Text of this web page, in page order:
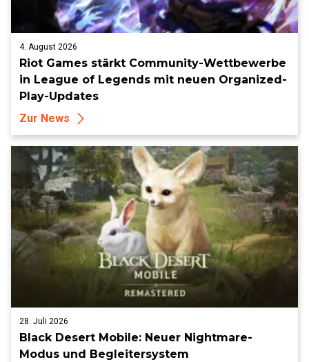
4. August 2026
Riot Games stärkt Community-Wettbewerbe
in League of Legends mit neuen Organized-
Play-Updates
Zur News
28. Juli 2026
Black Desert Mobile: Neuer Nightmare-
Modus und Begleitersystem